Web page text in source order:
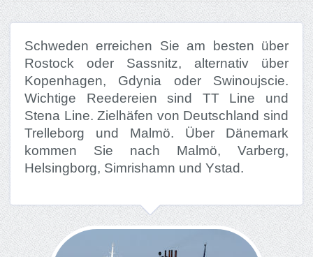
Schweden erreichen Sie am besten über
Rostock oder Sassnitz, alternativ über
Kopenhagen, Gdynia oder Swinoujscie.
Wichtige Reedereien sind TT Line und
Stena Line. Zielhäfen von Deutschland sind
Trelleborg und Malmö. Über Dänemark
kommen Sie nach Malmö, Varberg,
Helsingborg, Simrishamn und Ystad.